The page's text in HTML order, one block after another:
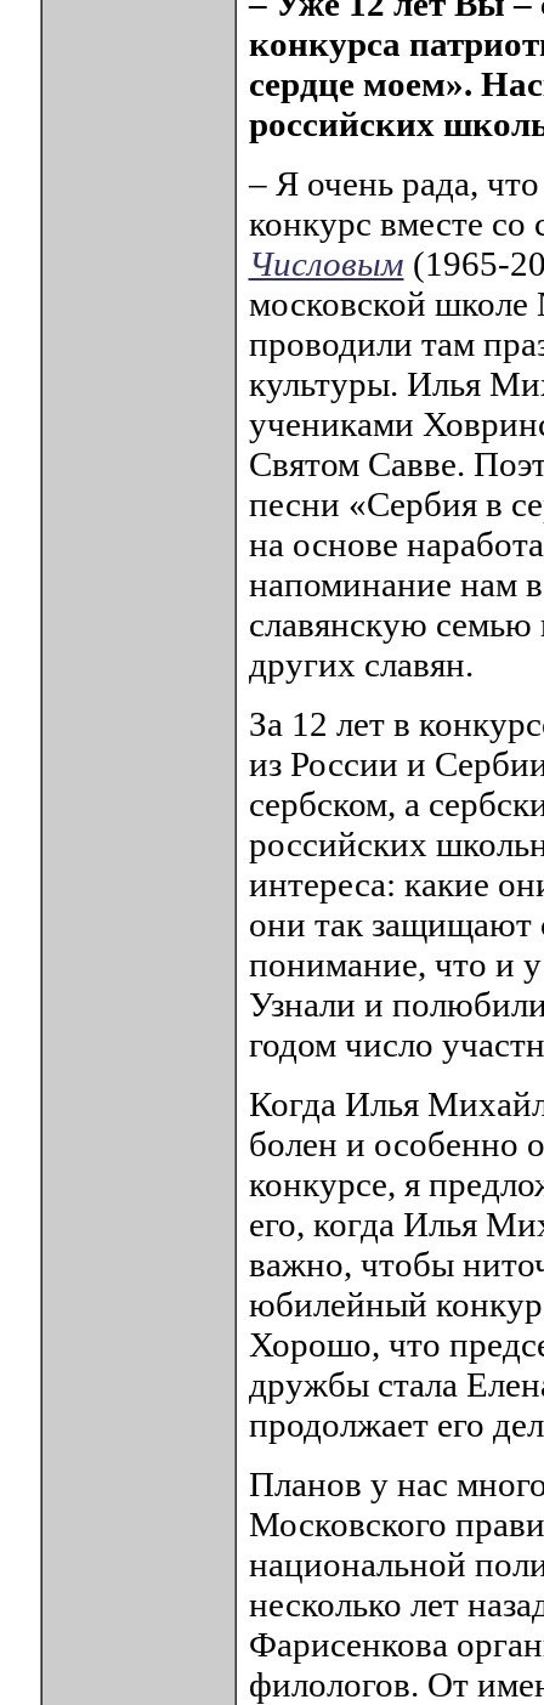
конкурса
сердце моем».
российских
– Я очень рада,
конкурс вместе со
Числовым (1965-
московской школе
проводили там
культуры. Илья
учениками
Святом Савве.
песни «Сербия в
на основе
напоминание нам
славянскую семью
других славян.
За 12 лет в
из России и
сербском, а
российских
интереса: какие
они так
понимание, что и
Узнали и
годом число
Когда Илья
болен и особенно
конкурсе, я
его, когда Илья
важно, чтобы
юбилейный
Хорошо, что
дружбы стала
продолжает его
Планов у нас
Московского
национальной
несколько лет
Фарисенкова
филологов. От